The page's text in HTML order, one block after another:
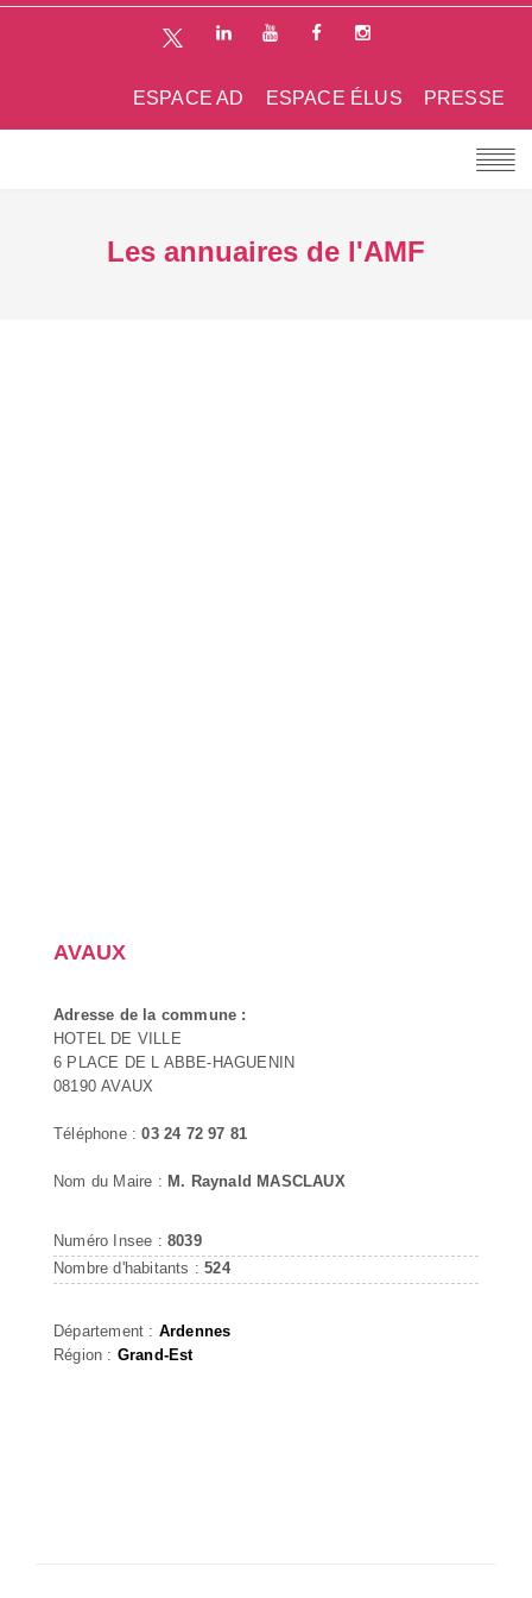
PRESSE
ESPACE ÉLUS
ESPACE AD
Les annuaires de l'AMF
AVAUX
Adresse de la commune :
HOTEL DE VILLE
6 PLACE DE L ABBE-HAGUENIN
08190 AVAUX
Téléphone :03 24 72 97 81
Nom du Maire : M. Raynald MASCLAUX
Numéro Insee : 8039
Nombre d'habitants :524
Département : Ardennes
Région : Grand-Est